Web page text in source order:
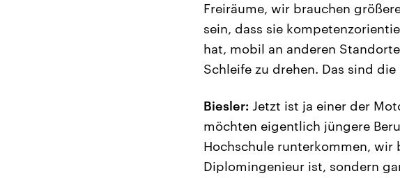
Freiräume, wir brauchen
sein, dass sie
hat, mobil an anderen
Schleife zu drehen. Das sind
Biesler: Jetzt ist ja einer der
möchten eigentlich jüngere
Hochschule runterkommen, wir
Diplomingenieur ist, sondern